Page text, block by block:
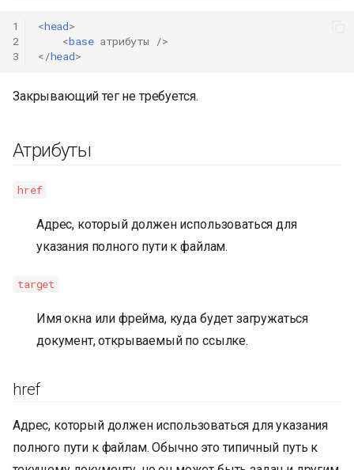
1
2
3
<head>
<base атрибуты
/>
</head>
Закрывающий тег не требуется.
Атрибуты
href
Адрес, который должен использоваться для
указания полного пути к файлам.
target
Имя окна или фрейма, куда будет загружаться
документ, открываемый по ссылке.
href
Адрес, который должен использоваться для указания
полного пути к файлам. Обычно это типичный путь к